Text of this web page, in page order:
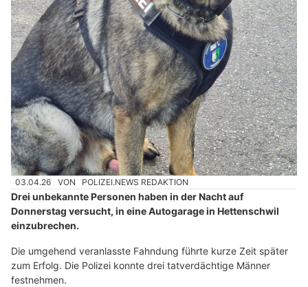
03.04.26 VON POLIZEI.NEWS REDAKTION
Drei unbekannte Personen haben in der Nacht auf
Donnerstag versucht, in eine Autogarage in Hettenschwil
einzubrechen.
Die umgehend veranlasste Fahndung führte kurze Zeit später
zum Erfolg. Die Polizei konnte drei tatverdächtige Männer
festnehmen.